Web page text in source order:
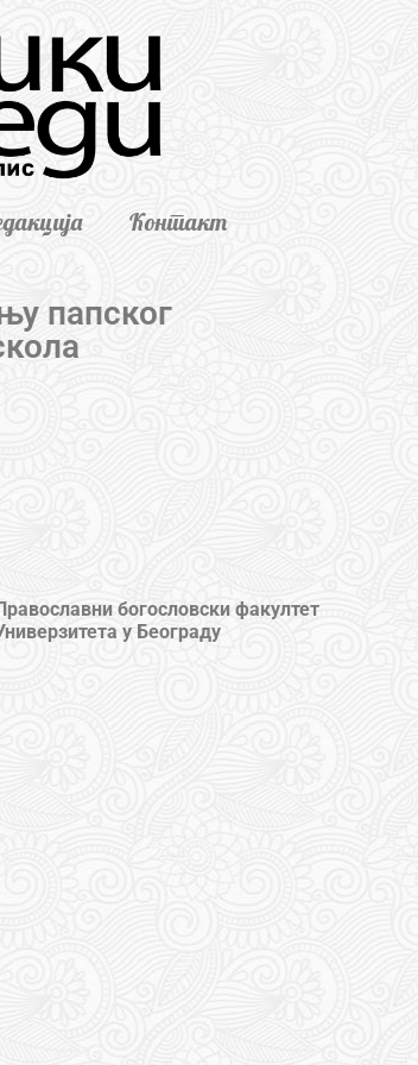
Контакт
папског
богословски факултет
у Београду